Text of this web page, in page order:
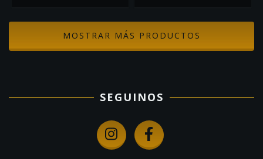
MOSTRAR MÁS PRODUCTOS
SEGUINOS